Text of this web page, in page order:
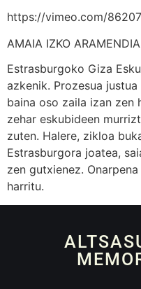
https://vimeo.com/
AMAIA IZKO ARAMENDIA
Estrasburgoko Giza
azkenik. Prozesua
baina oso zaila izan zen
zehar eskubideen
zuten. Halere, zikloa
Estrasburgora joatea,
zen gutxienez.
harritu.